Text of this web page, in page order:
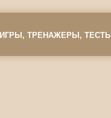
ИГРЫ, ТРЕНАЖЕРЫ, ТЕСТЫ